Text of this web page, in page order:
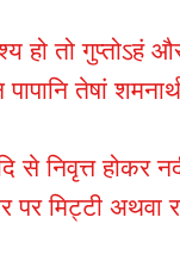
वैश्य हो तो
पापानि तेषां
निवृत्त होकर
पर मिट्टी अथवा